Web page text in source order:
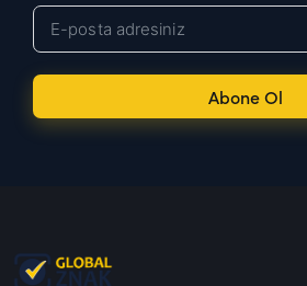
Abone Ol